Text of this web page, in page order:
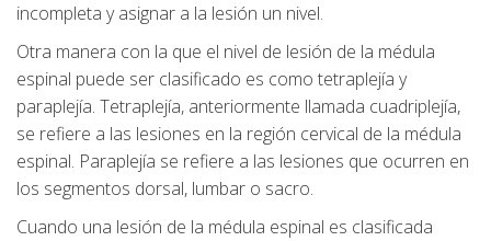
incompleta y asignar a la lesión un nivel.
Otra manera con la que el nivel de lesión de la médula
espinal puede ser clasificado es como tetraplejía y
paraplejía. Tetraplejía, anteriormente llamada cuadriplejía,
se refiere a las lesiones en la región cervical de la médula
espinal. Paraplejía se refiere a las lesiones que ocurren en
los segmentos dorsal, lumbar o sacro.
Cuando una lesión de la médula espinal es clasificada